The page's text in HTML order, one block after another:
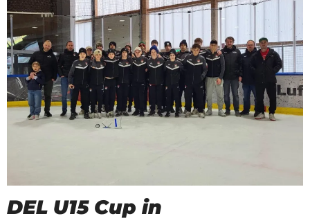
DEL U15 Cup in